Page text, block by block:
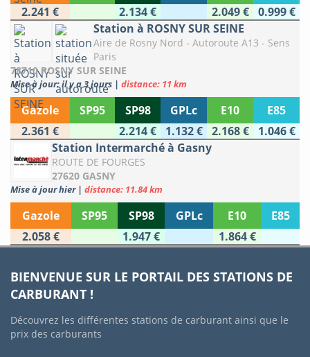
2.241 €
2.134 € 2.049 €
0.999 €
Station à ROSNY SUR SEINE
Aire de Rosny Nord - Autoroute A13 - Sens
Paris
78710 ROSNY SUR SEINE
Mise à jour: il y a 3 jours | distance: 11 km
Gazole SP95 SP98 GPLc E10
E85
2.361 €
2.214 € 1.132 € 2.168 €
1.046 €
Station Intermarché à Gasny
ROUTE DE FOURGES
27620 GASNY
Mise à jour hier | distance: 11.84 km
Gazole SP95 SP98 GPLc E10
E85
2.058 €
1.947 € 1.864 €
BIENVENUE SUR LE PORTAIL DES STATIONS DE
CARBURANT !
Découvrez les différentes stations de carburant ainsi que le
prix des carburants